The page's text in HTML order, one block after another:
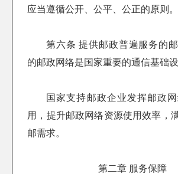
应当遵循公开、公平、公正的原则。
第六条 提供邮政普遍服务的
的邮政网络是国家重要的通信基础设
国家支持邮政企业发挥邮政
用，提升邮政网络资源使用效率，
邮需求。
第二章 服务保障